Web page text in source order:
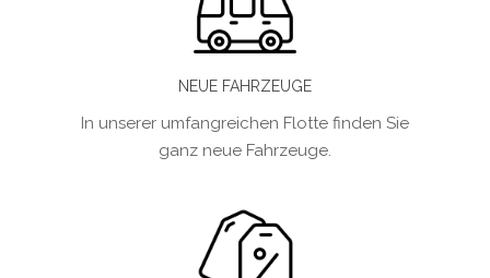
NEUE FAHRZEUGE
In unserer umfangreichen Flotte finden Sie
ganz neue Fahrzeuge.